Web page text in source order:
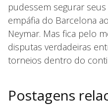
pudessem segurar
empáfia do Barcelona
Neymar. Mas fica pelo
disputas verdadeiras
torneios dentro do
Postagens